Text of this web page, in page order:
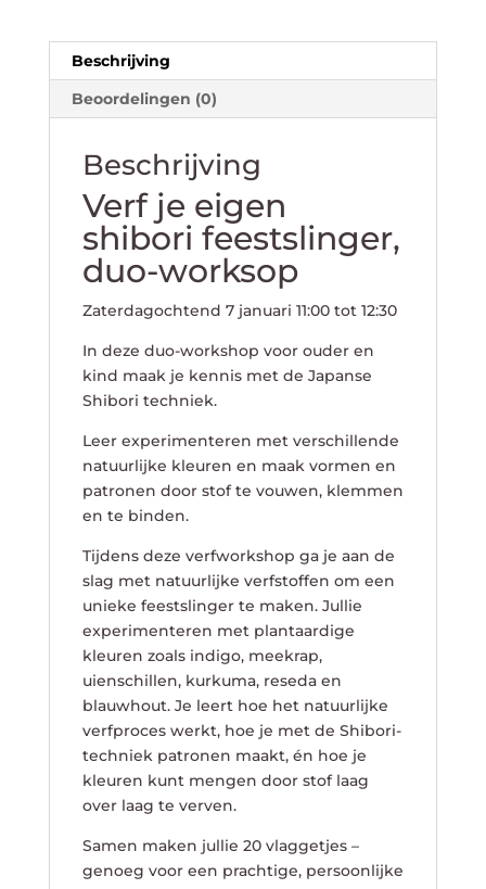
Beschrijving
Beoordelingen (0)
Beschrijving
Verf je eigen
shibori feestslinger,
duo-worksop
Zaterdagochtend 7 januari 11:00 tot 12:30
In deze duo-workshop voor ouder en
kind maak je kennis met de Japanse
Shibori techniek.
Leer experimenteren met verschillende
natuurlijke kleuren en maak vormen en
patronen door stof te vouwen, klemmen
en te binden.
Tijdens deze verfworkshop ga je aan de
slag met natuurlijke verfstoffen om een
unieke feestslinger te maken. Jullie
experimenteren met plantaardige
kleuren zoals indigo, meekrap,
uienschillen, kurkuma, reseda en
blauwhout. Je leert hoe het natuurlijke
verfproces werkt, hoe je met de Shibori-
techniek patronen maakt, én hoe je
kleuren kunt mengen door stof laag
over laag te verven.
Samen maken jullie 20 vlaggetjes –
genoeg voor een prachtige, persoonlijke